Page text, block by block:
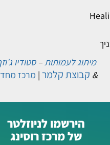
מיתוג לעמותות–סטודיו ג'וזף
קבוצת קלמר|מרכז מחדש
הירשמו לניוזלטר
של מרכז רוסינג